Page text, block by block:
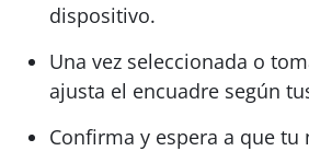
dispositivo.
Una vez seleccionada o
ajusta el encuadre según
Confirma y espera a que tu